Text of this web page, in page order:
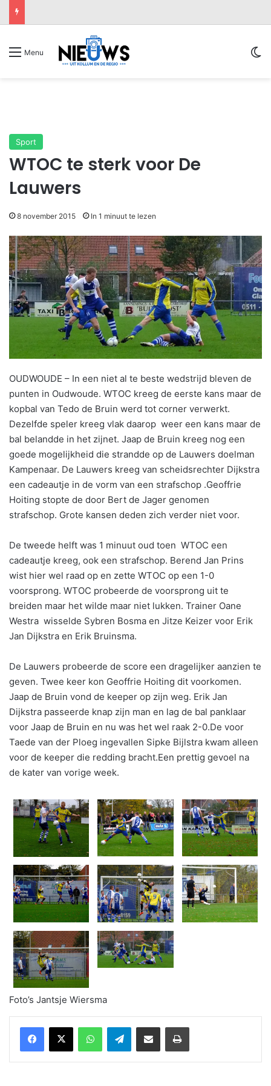
Menu
Sport
WTOC te sterk voor De
Lauwers
8 november 2015 In 1 minuut te lezen
OUDWOUDE – In een niet al te beste wedstrijd bleven de
punten in Oudwoude. WTOC kreeg de eerste kans maar de
kopbal van Tedo de Bruin werd tot corner verwerkt.
Dezelfde speler kreeg vlak daarop weer een kans maar de
bal belandde in het zijnet. Jaap de Bruin kreeg nog een
goede mogelijkheid die strandde op de Lauwers doelman
Kampenaar. De Lauwers kreeg van scheidsrechter Dijkstra
een cadeautje in de vorm van een strafschop .Geoffrie
Hoiting stopte de door Bert de Jager genomen
strafschop. Grote kansen deden zich verder niet voor.
De tweede helft was 1 minuut oud toen WTOC een
cadeautje kreeg, ook een strafschop. Berend Jan Prins
wist hier wel raad op en zette WTOC op een 1-0
voorsprong. WTOC probeerde de voorsprong uit te
breiden maar het wilde maar niet lukken. Trainer Oane
Westra wisselde Sybren Bosma en Jitze Keizer voor Erik
Jan Dijkstra en Erik Bruinsma.
De Lauwers probeerde de score een dragelijker aanzien te
geven. Twee keer kon Geoffrie Hoiting dit voorkomen.
Jaap de Bruin vond de keeper op zijn weg. Erik Jan
Dijkstra passeerde knap zijn man en lag de bal panklaar
voor Jaap de Bruin en nu was het wel raak 2-0.De voor
Taede van der Ploeg ingevallen Sipke Bijlstra kwam alleen
voor de keeper die redding bracht.Een prettig gevoel na
de kater van vorige week.
Foto’s Jantsje Wiersma
WhatsAppTelegramDelen via Email Print